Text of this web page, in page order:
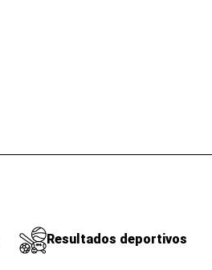
Resultados deportivos